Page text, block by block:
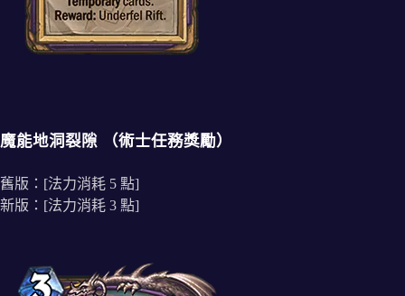
魔能地洞裂隙 （術士任務獎勵）
舊版：[法力消耗 5 點]
新版：[法力消耗 3 點]